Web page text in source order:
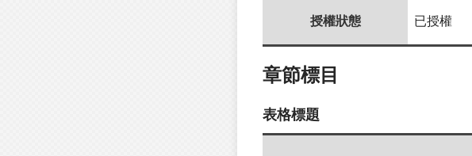
授權狀態 已授權
章節標目
表格標題